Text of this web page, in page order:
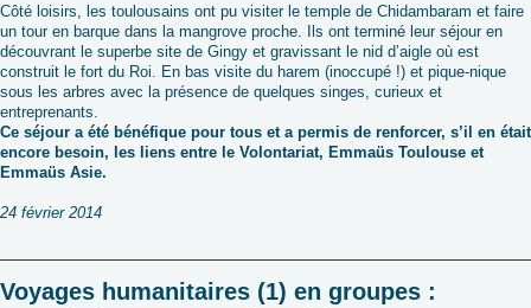
Côté loisirs, les toulousains ont pu visiter le temple de Chidambaram et faire
un tour en barque dans la mangrove proche. Ils ont terminé leur séjour en
découvrant le superbe site de Gingy et gravissant le nid d’aigle où est
construit le fort du Roi. En bas visite du harem (inoccupé !) et pique-nique
sous les arbres avec la présence de quelques singes, curieux et
entreprenants.
Ce séjour a été bénéfique pour tous et a permis de renforcer, s’il en était
encore besoin, les liens entre le Volontariat, Emmaüs Toulouse et
Emmaüs Asie.
24 février 2014
Voyages humanitaires (1) en groupes :